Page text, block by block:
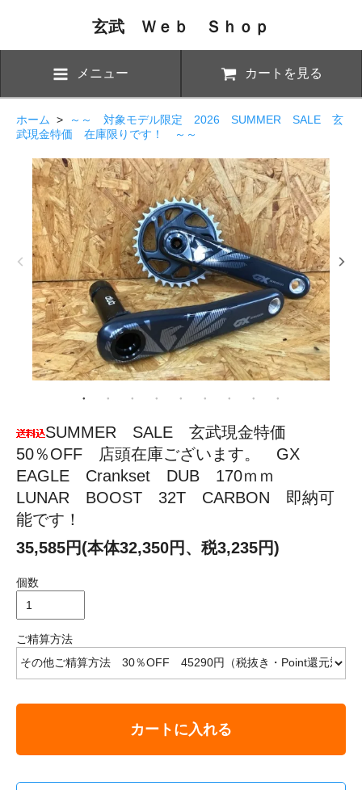
玄武 Ｗｅｂ Ｓｈｏｐ
メニュー カートを見る
ホーム >
～～ 対象モデル限定 2026 SUMMER SALE 玄
武現金特価 在庫限りです！ ～～
SUMMER SALE 玄武現金特価
50％OFF 店頭在庫ございます。 GX
EAGLE Crankset DUB 170ｍｍ
LUNAR BOOST 32T CARBON 即納可
能です！
35,585円(本体32,350円、税3,235円)
個数
ご精算方法
カートに入れる